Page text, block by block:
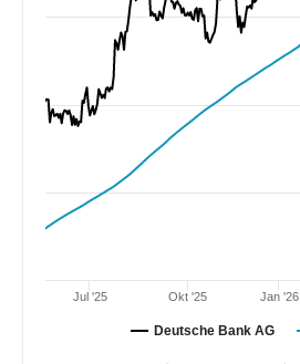
Deutsche Bank AG
Jul '25 Jan '26
Okt '25